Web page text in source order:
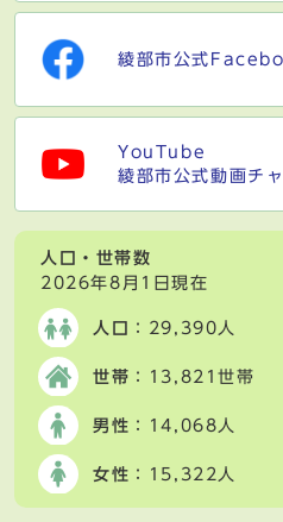
綾部市公式
YouTube
綾部市公式動画チ
人口・世帯数
2026年8月1日現在
人口 ：29,390人
世帯 ：13,821世帯
男性 ：14,068人
女性 ：15,322人